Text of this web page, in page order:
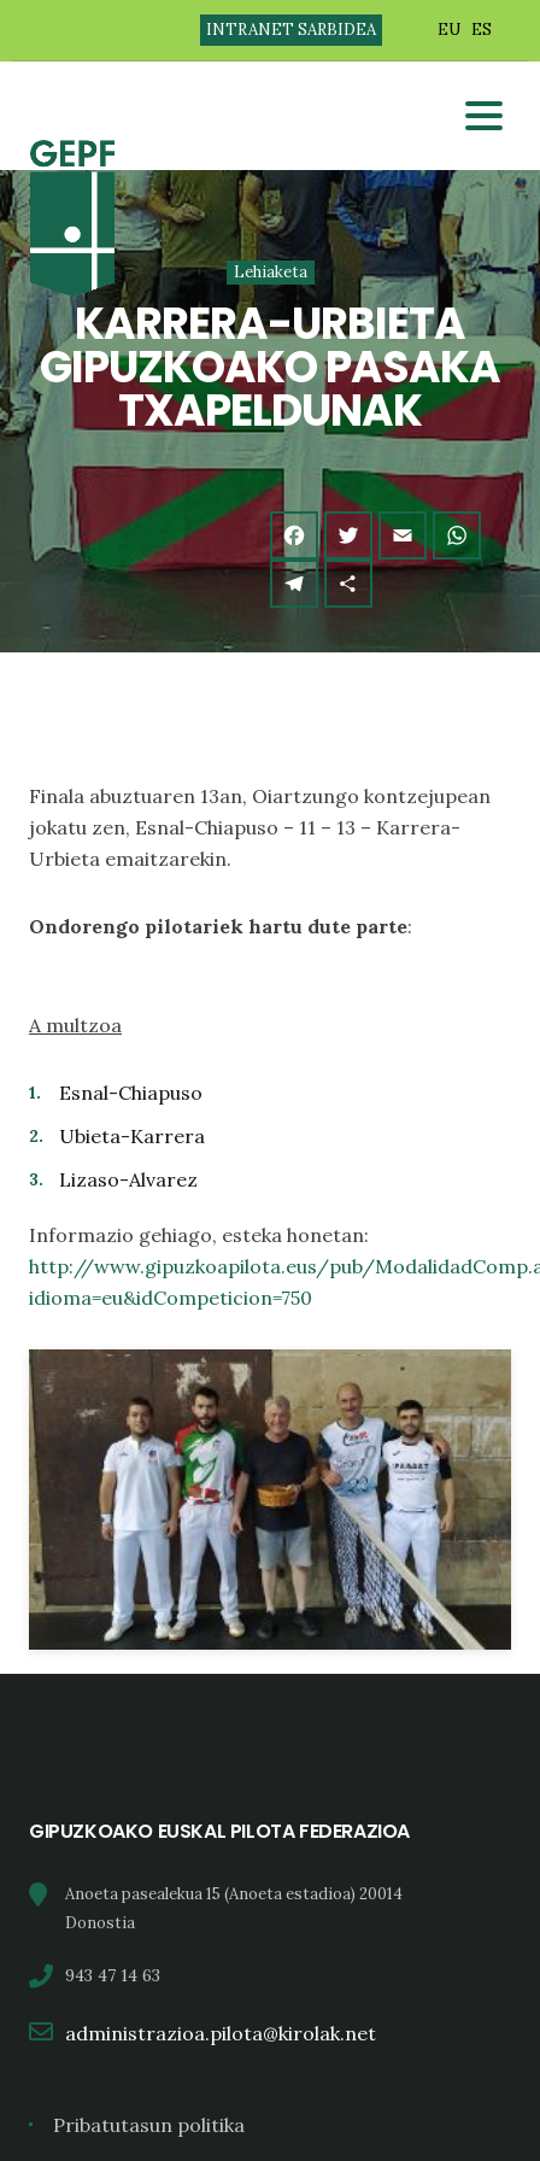
INTRANET SARBIDEA EU ES
Lehiaketa
KARRERA-URBIETA
GIPUZKOAKO PASAKA
TXAPELDUNAK
Finala abuztuaren 13an, Oiartzungo kontzejupean
jokatu zen, Esnal-Chiapuso – 11 – 13 – Karrera-
Urbieta emaitzarekin.
Ondorengo pilotariek hartu dute parte:
A multzoa
Esnal-Chiapuso
Ubieta-Karrera
Lizaso-Alvarez
Informazio gehiago, esteka honetan:
http://www.gipuzkoapilota.eus/pub/
idioma=eu&idCompeticion=750
GIPUZKOAKO EUSKAL PILOTA FEDERAZIOA
Anoeta pasealekua 15 (Anoeta estadioa) 20014
Donostia
943 47 14 63
administrazioa.pilota@kirolak.net
Pribatutasun politika